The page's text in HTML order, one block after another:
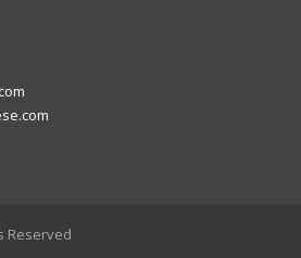
Reserved